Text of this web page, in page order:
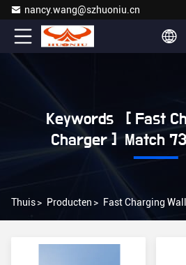
nancy.wang@szhuoniu.cn
Keywords [ Fast
Charger ] Match
Thuis> Producten >